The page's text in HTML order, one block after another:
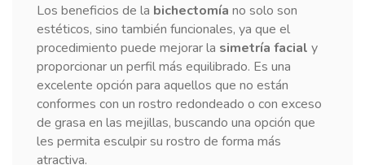
Los beneficios de la bichectomía no solo son
estéticos, sino también funcionales, ya que el
procedimiento puede mejorar la simetría facial y
proporcionar un perfil más equilibrado. Es una
excelente opción para aquellos que no están
conformes con un rostro redondeado o con exceso
de grasa en las mejillas, buscando una opción que
les permita esculpir su rostro de forma más
atractiva.